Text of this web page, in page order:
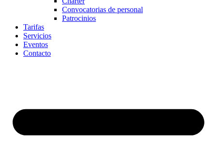
Convocatorias de personal
Patrocinios
Tarifas
Servicios
Eventos
Contacto